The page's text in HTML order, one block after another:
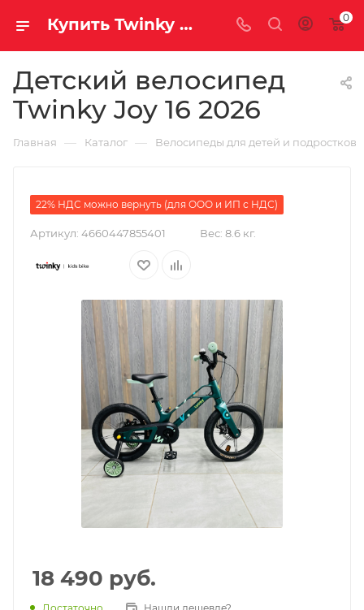
Купить Twinky Joy 16 2026 за рублей, а со скидкой 0
Детский велосипед
Twinky Joy 16 2026
Главная — Каталог — Велосипеды для детей и подростков
22% НДС можно вернуть (для ООО и ИП с НДС)
Артикул: 4660447855401 Вес: 8.6 кг.
18 490 руб.
Достаточно Нашли дешевле?